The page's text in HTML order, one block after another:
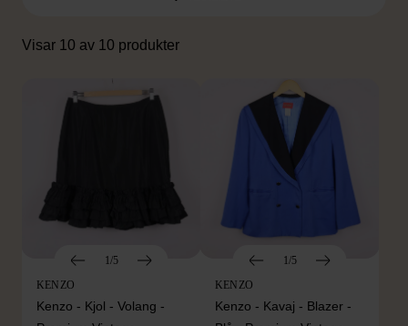
Visar 10 av 10 produkter
1/5
KENZO
Kenzo - Kjol - Volang -
1/5
KENZO
Kenzo - Kavaj - Blazer -